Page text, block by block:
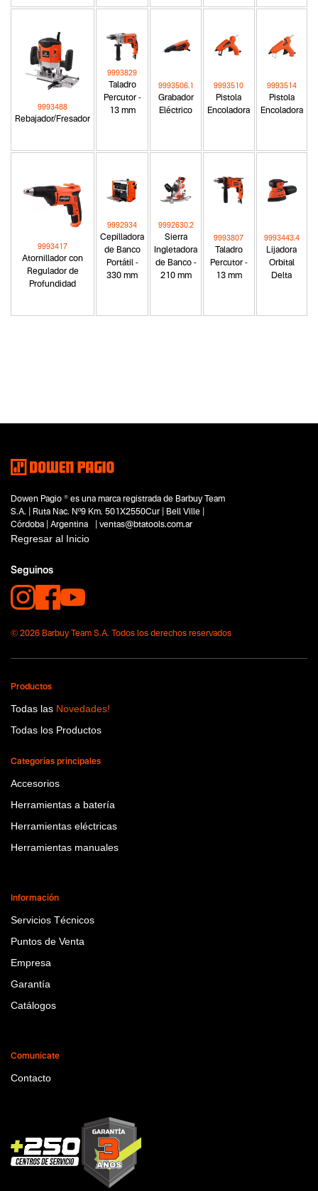
Rebajador/Fresador
9993488
Taladro
Percutor -
13 mm
9993829
Grabador
Eléctrico
9993506.1
Pistola
Encoladora
9993510
Pistola
Encoladora
9993514
Atornillador con
Regulador de
Profundidad
9993417
Cepilladora
de Banco
Portátil -
330 mm
9992934
Sierra
Ingletadora
de Banco -
210 mm
9992630.2
Taladro
Percutor -
13 mm
9993807
Lijadora
Orbital
Delta
9993443.4
Segmentos - pendiente
Hobbistas
Capacidad
No items found.
No items found.
Tecnologia
Dowen Pagio ® es una marca registrada de Barbuy Team
S.A. | Ruta Nac. Nº9 Km. 501X2550Cur | Bell Ville |
Córdoba | Argentina | ventas@btatools.com.ar
Regresar al Inicio
Seguinos
© 2026 Barbuy Team S.A. Todos los derechos reservados
Productos
Todas las Novedades!
Todas los Productos
Categorías principales
Accesorios
Herramientas a batería
Herramientas eléctricas
Herramientas manuales
Información
Servicios Técnicos
Puntos de Venta
Empresa
Garantía
Catálogos
Comunicate
Contacto